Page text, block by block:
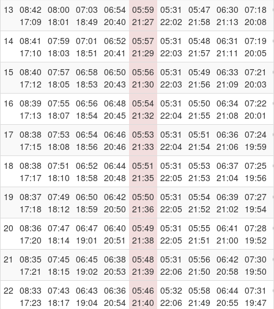
13 08:42
17:09
08:00
18:01
07:03
18:49
06:54
20:40
05:59
21:27
05:31
22:02
05:47
21:58
06:30
21:13
07:18
20:08
14 08:41
17:10
07:59
18:03
07:01
18:51
06:52
20:41
05:57
21:29
05:31
22:03
05:48
21:57
06:31
21:11
07:19
20:05
15 08:40
17:12
07:57
18:05
06:58
18:53
06:50
20:43
05:56
21:30
05:31
22:03
05:49
21:56
06:33
21:09
07:21
20:03
16 08:39
17:13
07:55
18:07
06:56
18:54
06:48
20:45
05:54
21:32
05:31
22:04
05:50
21:55
06:34
21:08
07:22
20:01
17 08:38
17:15
07:53
18:08
06:54
18:56
06:46
20:46
05:53
21:33
05:31
22:04
05:51
21:54
06:36
21:06
07:24
19:59
18 08:38
17:17
07:51
18:10
06:52
18:58
06:44
20:48
05:51
21:35
05:31
22:05
05:53
21:53
06:37
21:04
07:25
19:56
19 08:37
17:18
07:49
18:12
06:50
18:59
06:42
20:50
05:50
21:36
05:31
22:05
05:54
21:52
06:39
21:02
07:27
19:54
20 08:36
17:20
07:47
18:14
06:47
19:01
06:40
20:51
05:49
21:38
05:31
22:05
05:55
21:51
06:41
21:00
07:28
19:52
21
08:35
17:21
07:45
18:15
06:45
19:02
06:38
20:53
05:48
21:39
05:31
22:06
05:56
21:50
06:42
20:58
07:30
19:50
22 08:33
17:23
07:43
18:17
06:43
19:04
06:36
20:54
05:46
21:40
05:32
22:06
05:58
21:49
06:44
20:55
07:31
19:47